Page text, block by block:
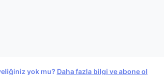
yok mu? Daha fazla bilgi ve abone ol